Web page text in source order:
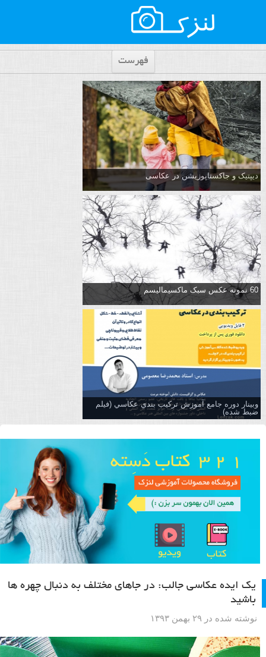
فهرست
دیپتیک و جاکستا‌پوزیشن در عکاسی
60 نمونه عکس سبک ماکسیمالیسم
وبینار دوره جامع آموزش تركيب بندي عكاسي (فیلم
ضبط شده)
یک ایده عکاسی جالب: در جاهای مختلف به دنبال چهره ها
باشید
نوشته شده در ۲۹ بهمن ۱۳۹۳